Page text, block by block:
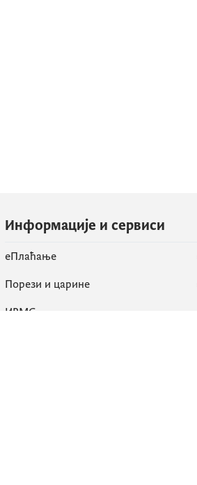
Информације и сервиси
eПлаћање
Порези и царине
ИРМС